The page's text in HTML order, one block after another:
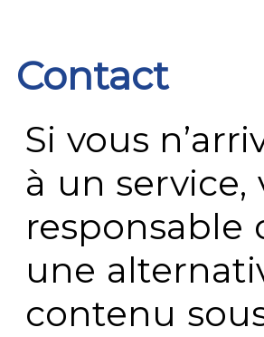
Contact
Si vous
à un
responsable
une
contenu